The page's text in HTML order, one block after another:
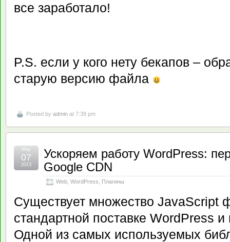
все заработало!
P.S. если у кого нету бекапов –
старую версию файла
Posted by admin at 7:39 pm
Ускоряем работу WordPress:
Google CDN
Web WordPress Плагины
May
07
2013
Существует множество JavaScript
стандартной поставке WordPress и
Одной из самых используемых